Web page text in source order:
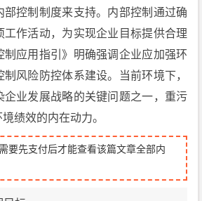
部控制制度来支持。内部控制通过确
工作活动，为实现企业目标提供合理
制应用指引》明确强调企业应加强环
风险防控体系建设。当前环境下，
企业发展战略的关键问题之一，重污
绩效的内在动力。
要先支付后才能查看该篇文章全部内